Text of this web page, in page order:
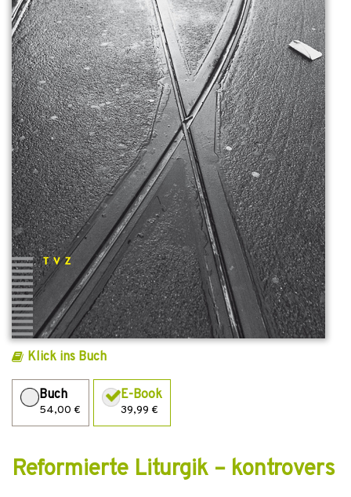
Klick ins Buch
Buch
54,00 €
E-Book
39,99 €
Reformierte Liturgik – kontrovers